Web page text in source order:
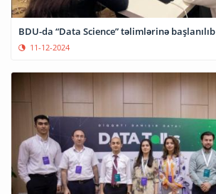
BDU-da “Data Science” təlimlərinə başlanılıb
11-12-2024